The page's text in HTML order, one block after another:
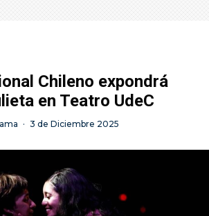
Chileno expondrá
en Teatro UdeC
· 3 de Diciembre 2025